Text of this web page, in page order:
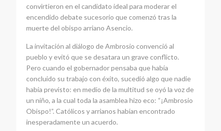
convirtieron en el candidato ideal para moderar el
encendido debate sucesorio que comenzó tras la
muerte del obispo arriano Asencio.
La invitación al diálogo de Ambrosio convenció al
pueblo y evitó que se desatara un grave conflicto.
Pero cuando el gobernador pensaba que había
concluido su trabajo con éxito, sucedió algo que nadie
había previsto: en medio de la multitud se oyó la voz de
un niño, a la cual toda la asamblea hizo eco: “¡Ambrosio
Obispo!”. Católicos y arrianos habían encontrado
inesperadamente un acuerdo.